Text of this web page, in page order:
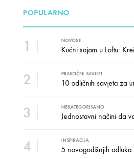
POPULARNO
1 NOVOSTI
2 PRAKTIČNI SAVJETI
10 odličnih savjeta za
3 NEKATEGORISANO
4 INSPIRACIJA